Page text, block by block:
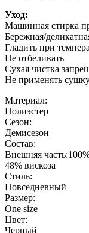
Уход:
Машинная стирка
Бережная/
Гладить при
Не отбеливать
Сухая чистка
Не применять
Материал:
Полиэстер
Сезон:
Демисезон
Состав:
Внешняя
48% вискоза
Стиль:
Повседневный
Размер:
One size
Цвет:
Черный